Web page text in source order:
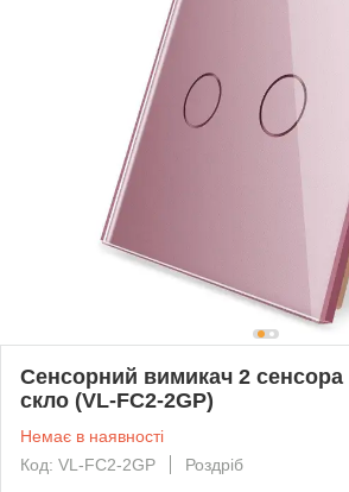
Сенсорний вимикач 2
скло (VL-FC2-2GP)
Немає в наявності
Код: VL-FC2-2GP
Роздріб